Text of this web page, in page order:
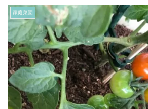
家庭菜園